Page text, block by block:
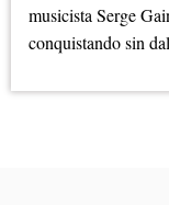
musicista Serge
conquistando sin